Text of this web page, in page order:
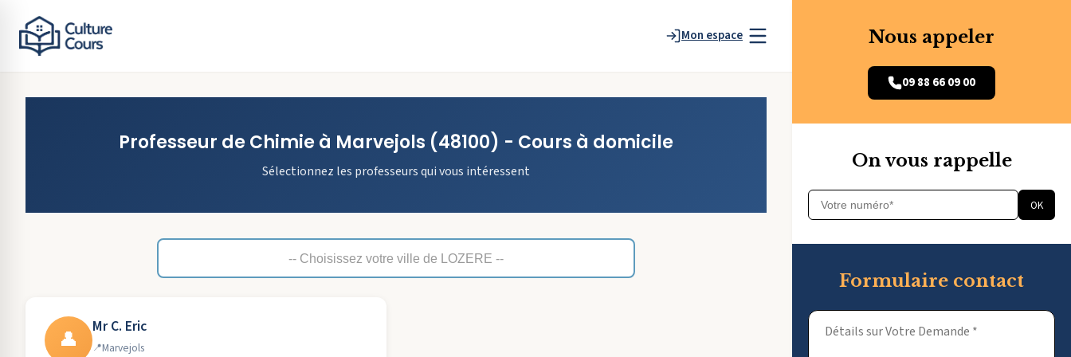
Mon espace
Professeur de Chimie à Marvejols (48100) - Cours à domicile
Sélectionnez les professeurs qui vous intéressent
👤 Mr C. Eric
Marvejols
Nous appeler
09 88 66 09 00
On vous rappelle
OK
Formulaire contact